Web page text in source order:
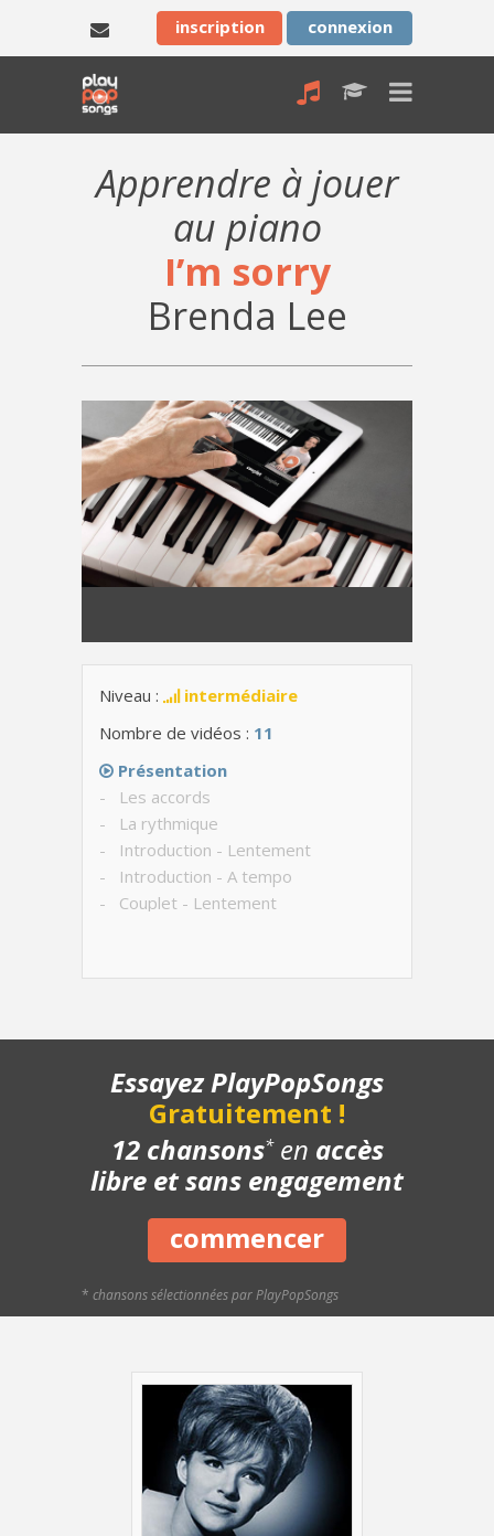
inscription connexion
Apprendre à jouer
au piano
I’m sorry
Brenda Lee
Niveau :
intermédiaire
Nombre de vidéos : 11
Présentation
- Les accords
- La rythmique
- Introduction - Lentement
- Introduction - A tempo
- Couplet - Lentement
- Structure de la chanson
- Playback piano
Essayez PlayPopSongs
Gratuitement !
12 chansons*en accès
libre et sans engagement
commencer
* chansons sélectionnées par PlayPopSongs